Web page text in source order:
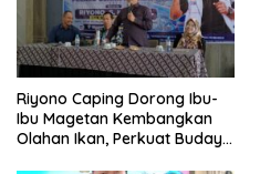
Riyono Caping Dorong Ibu-
Ibu Magetan Kembangkan
Olahan Ikan, Perkuat Budaya